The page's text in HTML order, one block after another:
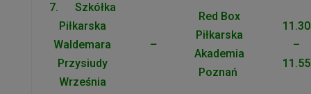
7. Szkółka
Piłkarska
Waldemara
Przysiudy
Września
–
Red Box
Piłkarska
Akademia
Poznań
11.30
–
11.55